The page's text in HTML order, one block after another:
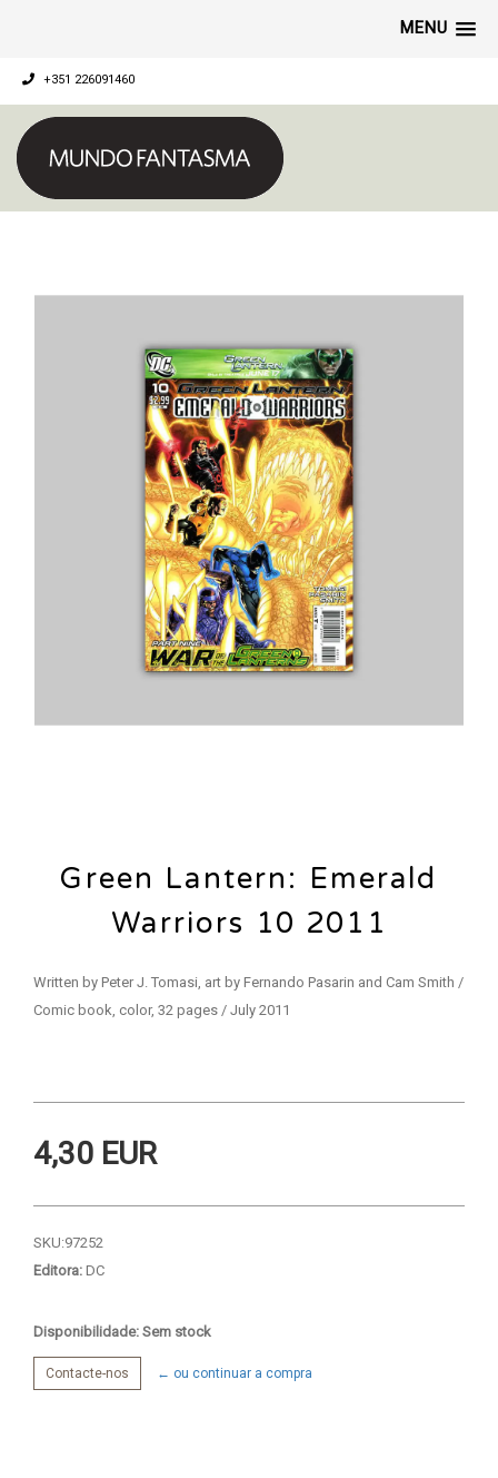
MENU
+351 226091460
Green Lantern: Emerald
Warriors 10 2011
Written by Peter J. Tomasi, art by Fernando Pasarin and Cam Smith /
Comic book, color, 32 pages / July 2011
4,30 EUR
SKU:97252
Editora: DC
Disponibilidade: Sem stock
Contacte-nos ← ou continuar a compra